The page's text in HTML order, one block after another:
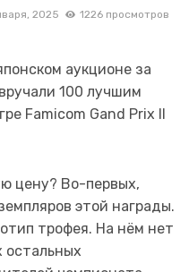
2025 1226 просмотров
аукционе за
100 лучшим
Famicom Gand Prix II
цену? Во-первых,
этой награды.
трофея. На нём нет
остальных